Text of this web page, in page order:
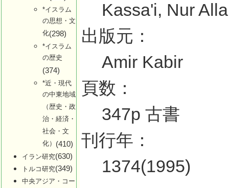
*イスラム
の思想・文
化(298)
*イスラム
の歴史
(374)
*近・現代
の中東地域
（歴史・政
治・経済・
社会・文
化） (410)
イラン研究(630)
トルコ研究(349)
中央アジア・コー
Kassa'i, Nur
出版元：
Amir Kabir
頁数：
347p 古書
刊行年：
1374(1995)